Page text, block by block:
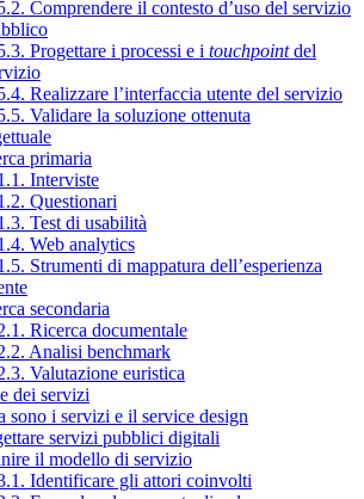
Comprendere il contesto d’uso del servizio
Progettare i processi e i touchpointdel
Realizzare l’interfaccia utente del servizio
Validare la soluzione ottenuta
primaria
Interviste
Questionari
Test di usabilità
Web analytics
Strumenti di mappatura dell’esperienza
secondaria
Ricerca documentale
Analisi benchmark
Valutazione euristica
dei servizi
sono i servizi e il service design
servizi pubblici digitali
il modello di servizio
Identificare gli attori coinvolti